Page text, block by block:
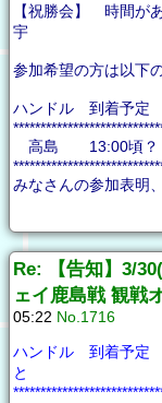
【祝勝会】 時間が
宇
参加希望の方は以下
ハンドル 到着
高島 13:00頃？
みなさんの参加表明
Re: 【告知】3/
ェイ鹿島戦 観戦
05:22 No.1716
ハンドル 到
と